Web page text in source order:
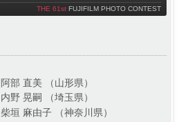
THE 61st FUJIFILM PHOTO CONTEST
阿部 直美 （山形県）
内野 晃嗣 （埼玉県）
柴垣 麻由子 （神奈川県）